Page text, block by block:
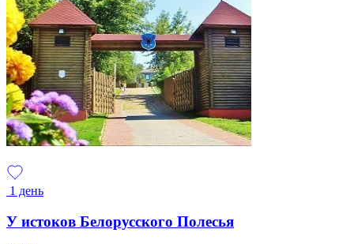
1 день
У истоков Белорусского Полесья